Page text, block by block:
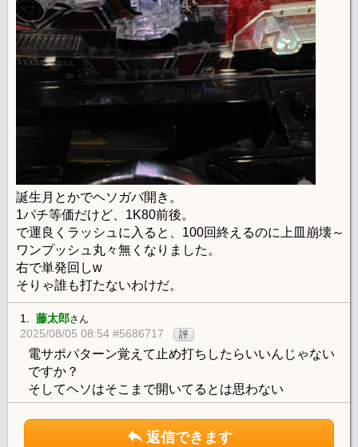
誕生月とかでヘソガバ開き。
1パチ等価だけど、1K80前後。
で運良くラッシュに入ると、100回終えるのに上皿崩壊～
ワンプッシュ丸々無くなりました。
右で単発回しw
そりゃ誰も打たないわけだ。
1. 藤太郎さん
2025/08/05 08:54 #5686717 評
電サポパターン覚えて止め打ちしたらいいんじゃない
ですか？
そしてヘソはそこまで開いてるとは思わない
返信できます